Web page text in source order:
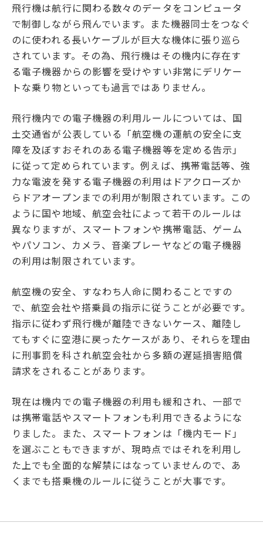
飛行機は航行に関わる数々のデータをコンピュータ
で制御しながら飛んでいます。また機器同士をつなぐ
のに使われる長いケーブルが巨大な機体に張り巡ら
されています。その為、飛行機はその機内に存在す
る電子機器からの影響を受けやすい非常にデリケー
トな乗り物といっても過言ではありません。
飛行機内での電子機器の利用ルールについては、国
土交通省が公表している「航空機の運航の安全に支
障を及ぼすおそれのある電子機器等を定める告示」
に従って定められています。例えば、携帯電話等、強
力な電波を発する電子機器の利用はドアクローズか
らドアオープンまでの利用が制限されています。この
ように国や地域、航空会社によって若干のルールは
異なりますが、スマートフォンや携帯電話、ゲーム
やパソコン、カメラ、音楽プレーヤなどの電子機器
の利用は制限されています。
航空機の安全、すなわち人命に関わることですの
で、航空会社や搭乗員の指示に従うことが必要です。
指示に従わず飛行機が離陸できないケース、離陸し
てもすぐに空港に戻ったケースがあり、それらを理由
に刑事罰を科され航空会社から多額の遅延損害賠償
請求をされることがあります。
現在は機内での電子機器の利用も緩和され、一部で
は携帯電話やスマートフォンも利用できるようにな
りました。また、スマートフォンは「機内モード」
を選ぶこともできますが、現時点ではそれを利用し
た上でも全面的な解禁にはなっていませんので、あ
くまでも搭乗機のルールに従うことが大事です。